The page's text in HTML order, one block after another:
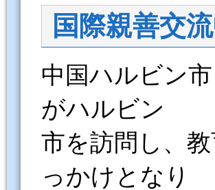
国際親善交
中国ハルビン
がハルビン
市を訪問し、
っかけとなり